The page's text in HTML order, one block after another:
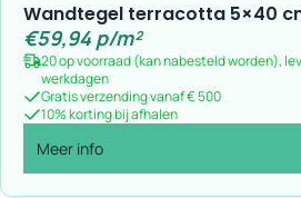
Wandtegel terracotta 5×40
€59,94 p/m²
20 op voorraad (kan nabesteld worden),
werkdagen
Gratis verzending vanaf € 500
10% korting bij afhalen
Meer info